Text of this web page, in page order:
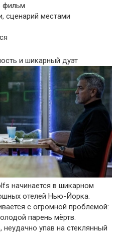
фильм
сценарий местами
и шикарный дуэт
начинается в шикарном
отелей Нью-Йорка.
с огромной проблемой:
парень мёртв.
упав на стеклянный